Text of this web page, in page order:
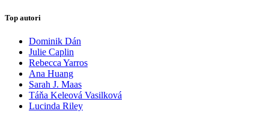
Top autori
Dominik Dán
Julie Caplin
Rebecca Yarros
Ana Huang
Sarah J. Maas
Táňa Keleová Vasilková
Lucinda Riley